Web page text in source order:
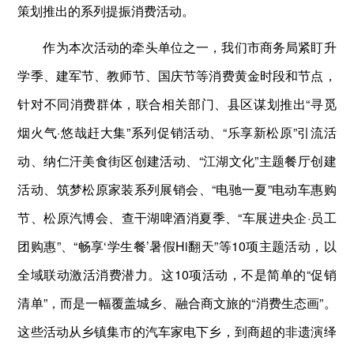
策划推出的系列提振消费活动。
作为本次活动的牵头单位之一，我们市商务局紧盯升
学季、建军节、教师节、国庆节等消费黄金时段和节点，
针对不同消费群体，联合相关部门、县区谋划推出“寻觅
烟火气·悠哉赶大集”系列促销活动、“乐享新松原”引流活
动、纳仁汗美食街区创建活动、“江湖文化”主题餐厅创建
活动、筑梦松原家装系列展销会、“电驰一夏”电动车惠购
节、松原汽博会、查干湖啤酒消夏季、“车展进央企·员工
团购惠”、“畅享‘学生餐’暑假Hi翻天”等10项主题活动，以
全域联动激活消费潜力。这10项活动，不是简单的“促销
清单”，而是一幅覆盖城乡、融合商文旅的“消费生态画”。
这些活动从乡镇集市的汽车家电下乡，到商超的非遗演绎